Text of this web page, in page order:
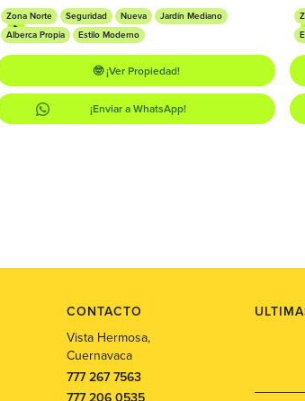
Zona Norte Seguridad Nueva
Jardín Mediano
Alberca Propia
Estilo Moderno
🤓 ¡Ver Propiedad!
¡Enviar a WhatsApp!
CONTACTO
Vista Hermosa,
Cuernavaca
777 267 7563
777 206 0535